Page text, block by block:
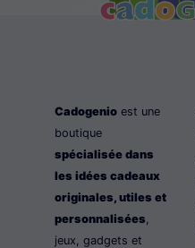
Cadogenio est une
boutique
spécialisée dans
les idées cadeaux
originales, utiles et
personnalisées,
jeux, gadgets et